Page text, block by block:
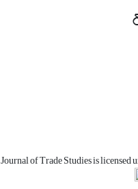
Journal of Trade Studies is licensed